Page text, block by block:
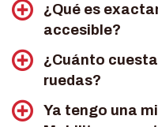
¿Qué es
accesible?
Las minivans
camionetas para
facilidad de acceso
¿Cuánto
ruedas?
Apple Mobility
Ya tengo una